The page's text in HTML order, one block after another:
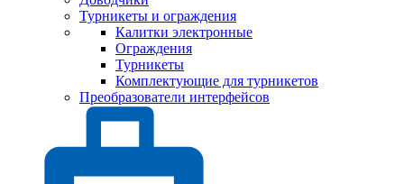
Турникеты и ограждения
Калитки электронные
Ограждения
Турникеты
Комплектующие для турникетов
Преобразователи интерфейсов